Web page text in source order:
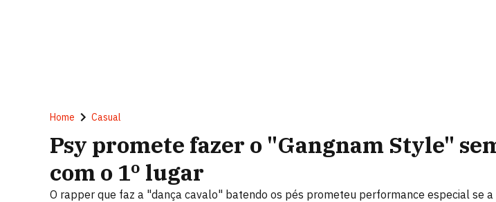
Home Casual
Psy promete fazer o "Gangnam Style"
com o 1º lugar
O rapper que faz a "dança cavalo" batendo os pés prometeu performance especial se a